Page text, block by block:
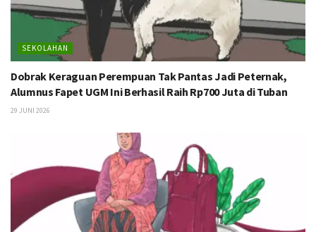
SEKOLAHAN
Dobrak Keraguan Perempuan Tak Pantas Jadi Peternak,
Alumnus Fapet UGM Ini Berhasil Raih Rp700 Juta di Tuban
29 JUNI 2026